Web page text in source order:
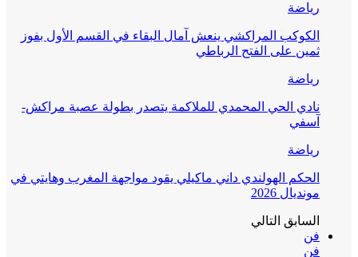
رياضة
الكوكب المراكشي ينعش آمال البقاء في القسم الأول بفوز
ثمين على الفتح الرباطي
رياضة
نادي الحي المحمدي للملاكمة يتصدر بطولة عصبة مراكش-
آسفي
رياضة
الحكم الهولندي داني ماكيلي يقود مواجهة المغرب وهايتي في
مونديال 2026
السابق التالي
فن
فن